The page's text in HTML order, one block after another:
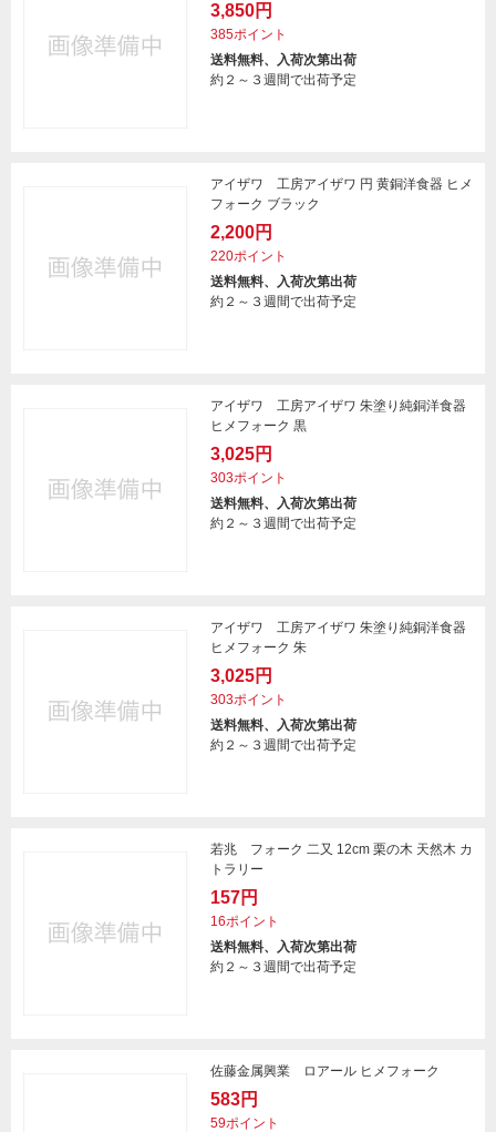
3,850円
385ポイント
送料無料、入荷次第出荷
約２～３週間で出荷予定
アイザワ 工房アイザワ 円 黄銅洋食器 ヒメ
フォーク ブラック
2,200円
220ポイント
送料無料、入荷次第出荷
約２～３週間で出荷予定
アイザワ 工房アイザワ 朱塗り純銅洋食器
ヒメフォーク 黒
3,025円
303ポイント
送料無料、入荷次第出荷
約２～３週間で出荷予定
アイザワ 工房アイザワ 朱塗り純銅洋食器
ヒメフォーク 朱
3,025円
303ポイント
送料無料、入荷次第出荷
約２～３週間で出荷予定
若兆 フォーク 二又 12cm 栗の木 天然木 カ
トラリー
157円
16ポイント
送料無料、入荷次第出荷
約２～３週間で出荷予定
佐藤金属興業 ロアール ヒメフォーク
583円
59ポイント